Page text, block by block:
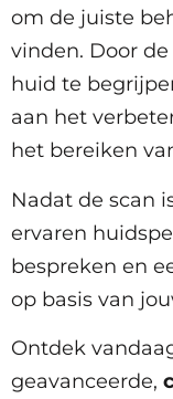
om de juiste
vinden. Door
huid te
aan het
het bereiken
Nadat de scan
ervaren
bespreken en
op basis van
Ontdek
geavanceerde,